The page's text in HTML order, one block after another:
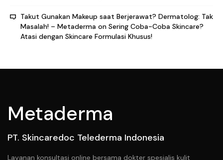
Takut Gunakan Makeup saat Berjerawat? Dermatolog: Tak
Masalah! – Metaderma on Sering Coba-Coba Skincare?
Atasi dengan Skincare Formulasi Khusus!
Metaderma
PT. Skincaredoc Telederma Indonesia
Layanan konsultasi online bersama dokter spesialis kulit